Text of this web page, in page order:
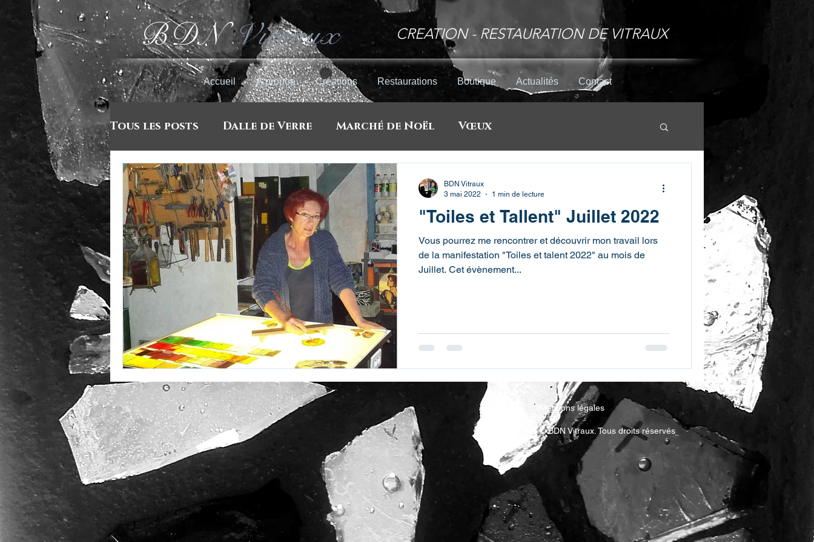
BDNVitraux CREATION - RESTAURATION DE VITRAUX
Accueil À propos Créations Restaurations Boutique Actualités Contact
Tous les posts Dalle de Verre Marché de Noël Vœux
Marché d'artisans et d'art Expositions Rotary Club
"Toiles et Tallent" Juillet 2022
Vous pourrez me rencontrer et découvrir mon travail lors
de la manifestation "Toiles et talent 2022" au mois de
Juillet. Cet évènement...
BDN Vitraux
3 mai 2022
1 min de lecture
Mentions légales
© BDN Vitraux. Tous droits réservés